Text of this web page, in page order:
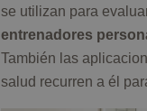
se utilizan para
entrenadores
También las
salud recurren a él